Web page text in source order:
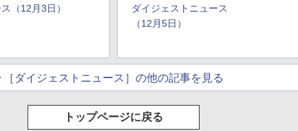
（12月3日）
ダイジェストニュース
（12月5日）
［ダイジェストニュース］の他の記事を見る
トップページに戻る